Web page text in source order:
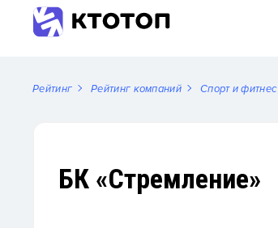
Рейтинг Рейтинг компаний Спорт и фитнес
БК «Стремление»